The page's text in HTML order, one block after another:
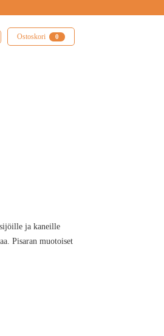
Ostoskori 0
ja kaneille
Pisaran muotoiset